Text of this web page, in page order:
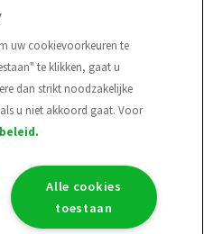
uw cookievoorkeuren te
te klikken, gaat u
dan strikt noodzakelijke
u niet akkoord gaat. Voor
Alle cookies
toestaan